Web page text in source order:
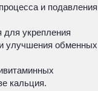
и подавления
для укрепления
улучшения обменных
кальция.